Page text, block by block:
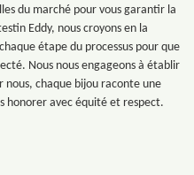
du marché pour vous garantir la
Eddy, nous croyons en la
étape du processus pour que
Nous nous engageons à établir
chaque bijou raconte une
honorer avec équité et respect.